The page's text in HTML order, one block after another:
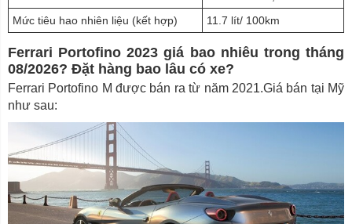
Mức tiêu hao nhiên liệu (kết hợp)
11.7 lít/ 100km
Ferrari Portofino 2023 giá bao nhiêu trong tháng
08/2026? Đặt hàng bao lâu có xe?
Ferrari Portofino M được bán ra từ năm 2021.Giá bán tại Mỹ
như sau: